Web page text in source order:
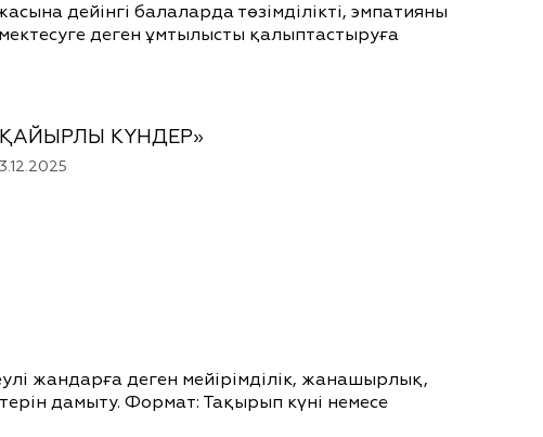
дейінгі балаларда төзімділікті, эмпатияны
деген ұмтылысты қалыптастыруға
КҮНДЕР»
жандарға деген мейірімділік, жанашырлық,
дамыту. Формат: Тақырып күні немесе